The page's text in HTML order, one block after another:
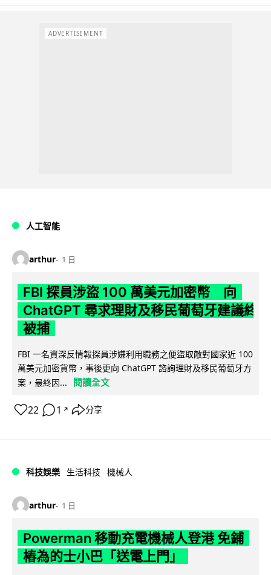
ADVERTISEMENT
人工智能
arthur 1 日
FBI 探員涉盜 100 萬美元加密幣 向
ChatGPT 尋求理財及移民葡萄牙建議終
被捕
FBI 一名資深反情報探員涉嫌利用職務之便盜取敵對國家近 100
萬美元加密貨幣，事後更向 ChatGPT 諮詢理財及移民葡萄牙方
案，最終因...
閱讀全文
22 1 ↗ 分享
科技娛樂 生活科技 機械人
arthur 1 日
Powerman 移動充電機械人登港 免鋪
樁為的士小巴「送電上門」